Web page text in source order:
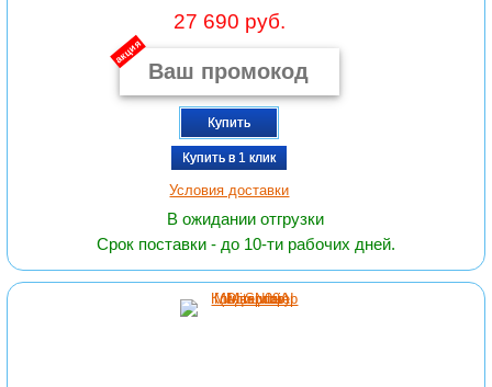
27 690 руб.
акция
Купить
Купить в 1 клик
Условия доставки
В ожидании отгрузки
Срок поставки - до 10-ти рабочих дней.